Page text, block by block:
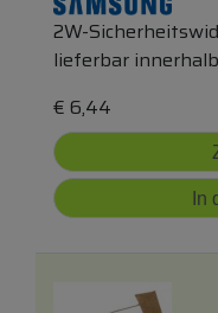
2W-
lieferbar
€ 6,44
In